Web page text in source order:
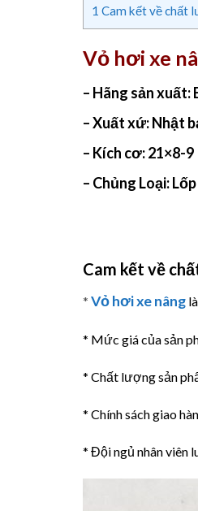
1 Cam kết về chất
Vỏ hơi xe
– Hãng sản
– Xuất xứ: Nhật
– Kích cơ: 21×8-9
– Chủng Loại:
Cam kết về
* Vỏ hơi xe nâng
* Mức giá của sản
* Chất lượng sản
* Chính sách giao
* Đội ngủ nhân viên